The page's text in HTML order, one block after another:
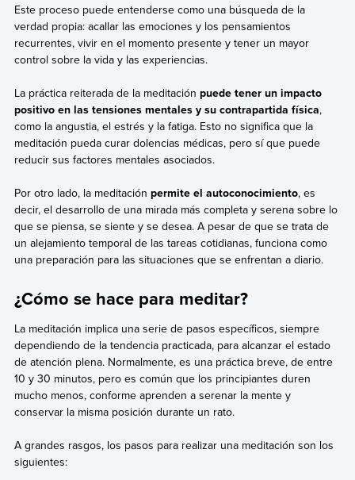
Este proceso puede entenderse como una búsqueda de la
verdad propia: acallar las emociones y los pensamientos
recurrentes, vivir en el momento presente y tener un mayor
control sobre la vida y las experiencias.
La práctica reiterada de la meditación puede tener un impacto
positivo en las tensiones mentales y su contrapartida física,
como la angustia, el estrés y la fatiga. Esto no significa que la
meditación pueda curar dolencias médicas, pero sí que puede
reducir sus factores mentales asociados.
Por otro lado, la meditación permite el autoconocimiento, es
decir, el desarrollo de una mirada más completa y serena sobre lo
que se piensa, se siente y se desea. A pesar de que se trata de
un alejamiento temporal de las tareas cotidianas, funciona como
una preparación para las situaciones que se enfrentan a diario.
¿Cómo se hace para meditar?
La meditación implica una serie de pasos específicos, siempre
dependiendo de la tendencia practicada, para alcanzar el estado
de atención plena. Normalmente, es una práctica breve, de entre
10 y 30 minutos, pero es común que los principiantes duren
mucho menos, conforme aprenden a serenar la mente y
conservar la misma posición durante un rato.
A grandes rasgos, los pasos para realizar una meditación son los
siguientes: